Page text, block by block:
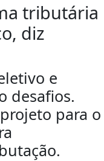
tributária
diz
e
desafios.
para o